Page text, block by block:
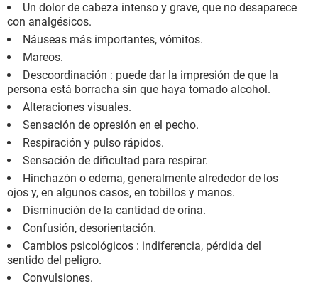
Un dolor de cabeza intenso y grave, que no desaparece
con analgésicos.
Náuseas más importantes, vómitos.
Mareos.
Descoordinación : puede dar la impresión de que la
persona está borracha sin que haya tomado alcohol.
Alteraciones visuales.
Sensación de opresión en el pecho.
Respiración y pulso rápidos.
Sensación de dificultad para respirar.
Hinchazón o edema, generalmente alrededor de los
ojos y, en algunos casos, en tobillos y manos.
Disminución de la cantidad de orina.
Confusión, desorientación.
Cambios psicológicos : indiferencia, pérdida del
sentido del peligro.
Convulsiones.